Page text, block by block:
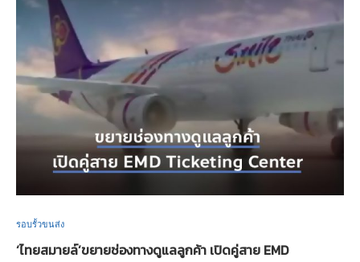
รอบรั้วขนส่ง
‘ไทยสมายล์’ขยายช่องทางดูแลลูกค้า เปิดคู่สาย EMD